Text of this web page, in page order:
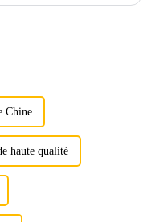
Chine
haute qualité